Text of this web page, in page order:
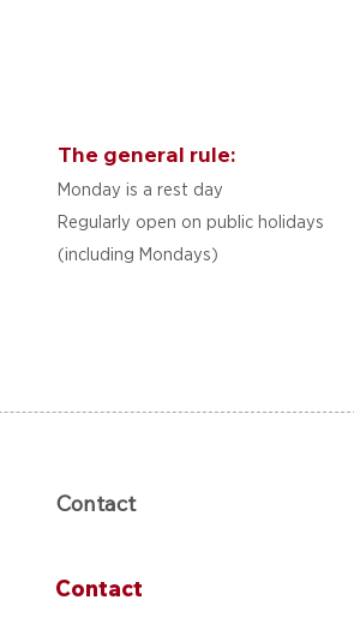
The general rule:
Monday is a rest day
Regularly open on public holidays
(including Mondays)
Contact
Contact